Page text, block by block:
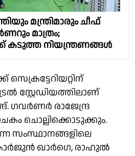
മന്ത്രിമാരും ചീഫ്
മാത്രം;
കടുത്ത നിയന്ത്രണങ്ങൾ
സ്റ്റേഡിയത്തിലാണ്
ഗവർണർ രാജേന്ദ്ര
ചൊല്ലിക്കൊടുക്കും.
സംസ്ഥാനങ്ങളിലെ
ഖാർഗെ, രാഹുൽ